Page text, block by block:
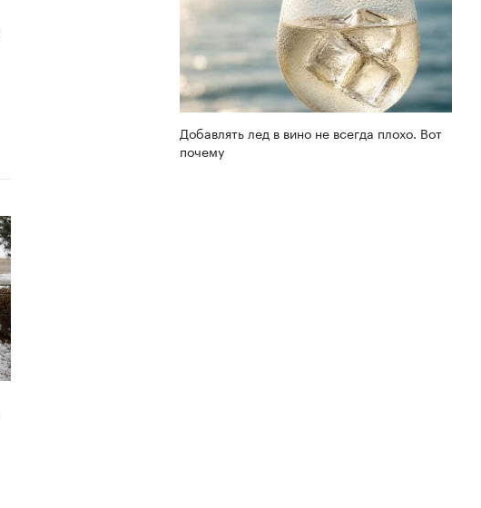
Добавлять лед в вино не всегда плохо. Вот
почему